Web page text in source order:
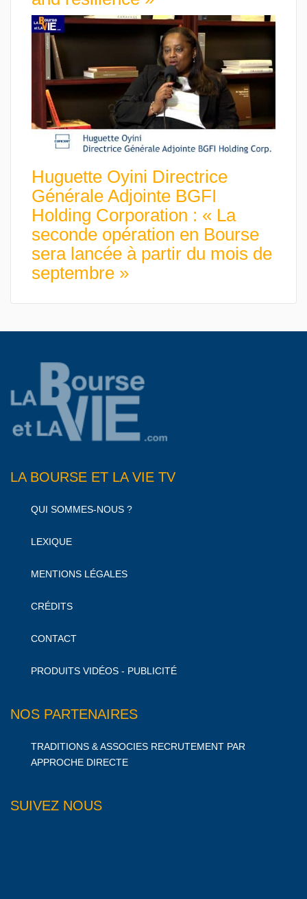
Huguette Oyini Directrice
Générale Adjointe BGFI
Holding Corporation : « La
seconde opération en Bourse
sera lancée à partir du mois de
septembre »
LA BOURSE ET LA VIE TV
QUI SOMMES-NOUS ?
LEXIQUE
MENTIONS LÉGALES
CRÉDITS
CONTACT
PRODUITS VIDÉOS - PUBLICITÉ
NOS PARTENAIRES
TRADITIONS & ASSOCIES RECRUTEMENT PAR
APPROCHE DIRECTE
SUIVEZ NOUS